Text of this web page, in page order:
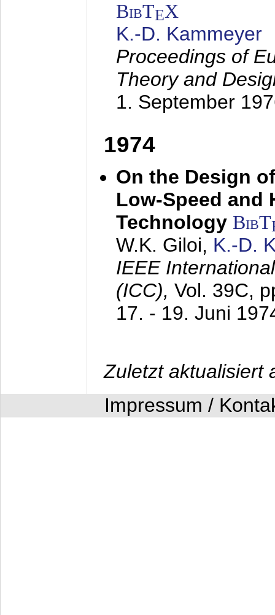
BibTEX
K.-D. Kammeyer
Proceedings of
Theory and
1. September
1974
On the Design
Low-Speed and
Technology BibT
W.K. Giloi, K.-D.
IEEE
(ICC), Vol. 39C,
17. - 19. Juni
Zuletzt aktualisiert
Impressum /